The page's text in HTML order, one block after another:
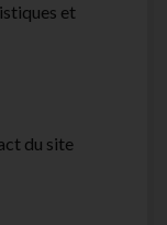
et
du site